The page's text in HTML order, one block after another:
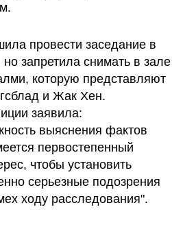
провести заседание в
запретила снимать в зале
которую представляют
и Жак Хен.
заявила:
выяснения фактов
первостепенный
чтобы установить
серьезные подозрения
ходу расследования".